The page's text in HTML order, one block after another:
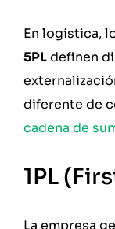
En logística,
5PLdefinen
diferente de
cadena de
1PL
La empresa